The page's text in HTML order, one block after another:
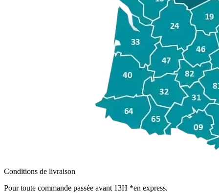
Conditions de livraison
Pour toute commande passée avant 13H *en express.